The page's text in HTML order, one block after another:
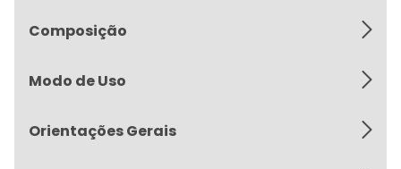
Composição
Modo de Uso
Orientações Gerais